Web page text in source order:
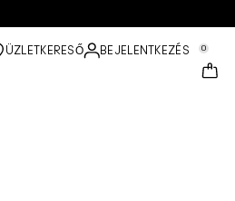
ÜZLETKERESŐ BEJELENTKEZÉS 0